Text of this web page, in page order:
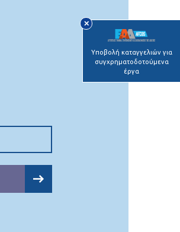
✕
Υποβολή καταγγελιών για
συγχρηματοδοτούμενα
έργα